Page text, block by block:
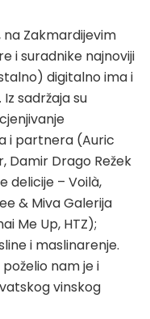
Zakmardijevim
i suradnike najnoviji
digitalno ima i
sadržaja su
i partnera (Auric
Damir Drago Režek
delicije – Voilà,
& Miva Galerija
Me Up, HTZ);
i maslinarenje.
nam je i
vinskog